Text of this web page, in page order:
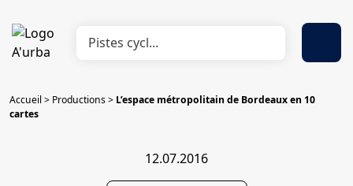
Accueil> Productions> L’espace métropolitain de Bordeaux en 10
cartes
12.07.2016